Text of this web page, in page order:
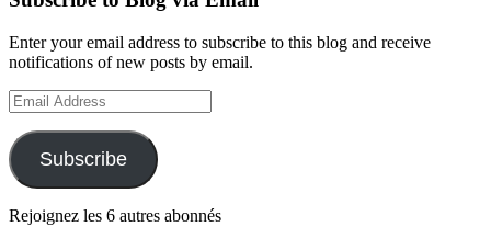
Enter your email address to subscribe to this blog and receive
notifications of new posts by email.
Email
Address
Subscribe
Rejoignez les 6 autres abonnés